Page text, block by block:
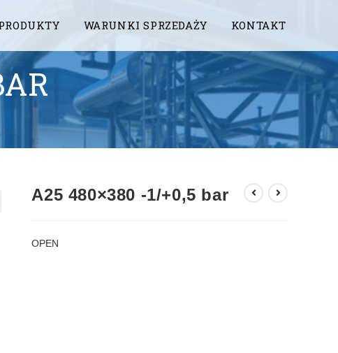
WARUNKI SPRZEDAŻY KONTAKT
A25 480×380 -1/+0,5 bar
OPEN